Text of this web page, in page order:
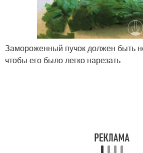
Замороженный пучок должен быть
чтобы его было легко нарезать